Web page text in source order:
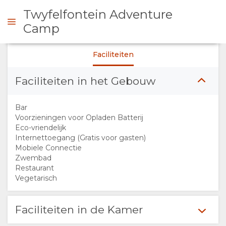
OVER
ONS
FACILITEITEN
DOCUMENTEN
FOTO'S
Twyfelfontein Adventure
Camp
Faciliteiten
Faciliteiten in het Gebouw
Bar
Voorzieningen voor Opladen Batterij
Eco-vriendelijk
Internettoegang (Gratis voor gasten)
Mobiele Connectie
Zwembad
Restaurant
Vegetarisch
Faciliteiten in de Kamer